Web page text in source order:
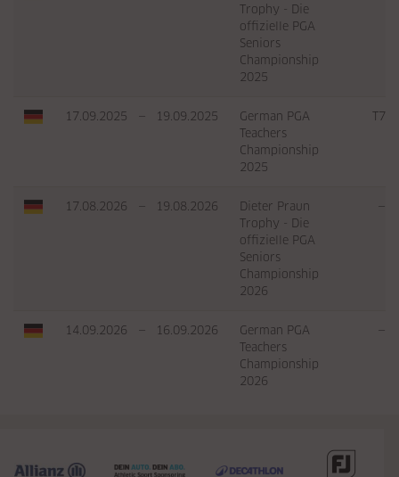
Trophy - Die
offizielle PGA
Seniors
Championship
2025
17.09.2025 — 19.09.2025
German PGA
Teachers
Championship
2025
T7
17.08.2026 — 19.08.2026
Dieter Praun
Trophy - Die
offizielle PGA
Seniors
Championship
2026
—
14.09.2026 — 16.09.2026
German PGA
Teachers
Championship
2026
—